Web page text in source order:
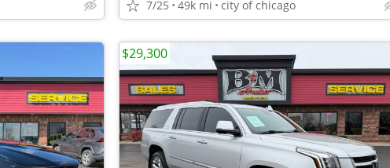
7/25 49k mi city of chicago
$29,300